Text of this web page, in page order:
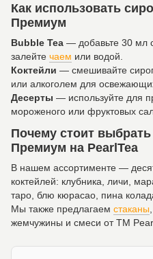
Как использовать
Премиум
Bubble Tea — добавьте 30 мл
залейте чаем или водой.
Коктейли — смешивайте
или алкоголем для
Десерты — используйте для
мороженого или фруктовых
Почему стоит
Премиум на PearlTea
В нашем ассортименте —
коктейлей: клубника, личи,
таро, блю кюрасао, пина
Мы также предлагаем стаканы
жемчужины и смеси от ТМ